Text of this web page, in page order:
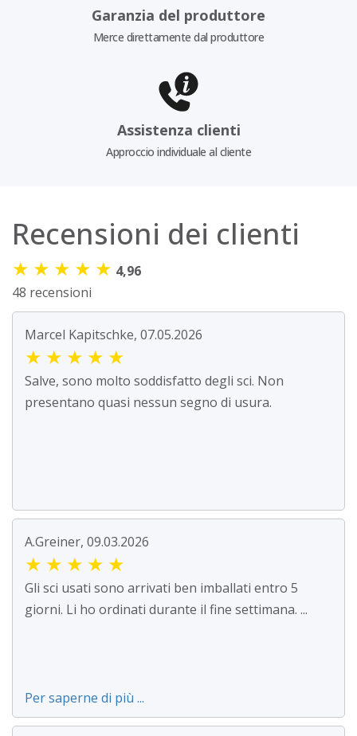
Garanzia del produttore
Merce direttamente dal produttore
Assistenza clienti
Approccio individuale al cliente
Recensioni dei clienti
★ ★ ★ ★ ★ 4,96
48 recensioni
Marcel Kapitschke, 07.05.2026
★ ★ ★ ★ ★
Salve, sono molto soddisfatto degli sci. Non
presentano quasi nessun segno di usura.
A.Greiner, 09.03.2026
★ ★ ★ ★ ★
Gli sci usati sono arrivati ben imballati entro 5
giorni. Li ho ordinati durante il fine settimana. ...
Per saperne di più ...